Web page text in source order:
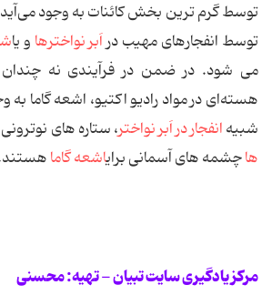
توسط گرم‌ ترین بخش كائنات به ‌وجود
توسط انفجارهای مهیب دراَبر نواخترها و یا
می‌ شود. در ضمن در فرآیندی نه
هسته‌ای در مواد رادیو اكتیو، اشعه گاما
شبیهانفجار در اَبر نواختر، ستاره‌ های
‌هاچشمه‌ های آسمانی برایاشعه گاما
مرکز یادگیری سایت تبیان - تهیه: محسنی